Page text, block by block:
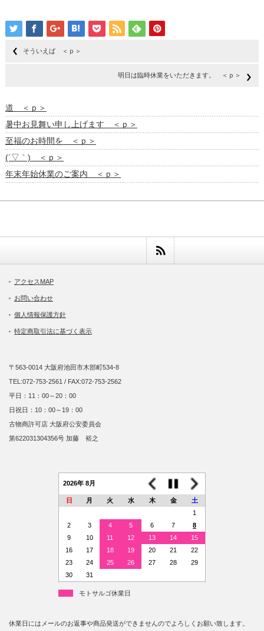
そういえば ＜ｐ＞
明日は臨時休業をいただきます。 ＜ｐ＞
道 ＜ｐ＞
暑中お見舞い申し上げます ＜ｐ＞
至福のお時間を ＜ｐ＞
(´▽｀) ＜ｐ＞
年末年始休業のご案内 ＜ｐ＞
アクセスMAP
お問い合わせ
個人情報保護方針
特定商取引法に基づく表示
〒563-0014 大阪府池田市木部町534-8
TEL:072-753-2561 / FAX:072-753-2562
平日：11：00～20：00
日祝日：10：00～19：00
古物商許可店 大阪府公安委員会
第622031304356号 加藤 裕之
2026年 8月
日 月 火 水 木 金
土
1
2
3 4 5 6 7
8
9
10 11 12 13 14
15
16
17 18 19 20 21
22
23
24 25 26 27 28
29
30
31
モトサルゴ休業日
休業日にはメールのお返事や商品発送ができませんのでよろしくお願い致します。